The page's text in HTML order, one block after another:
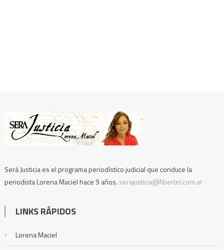
Será Justicia es el programa periodístico judicial que conduce la
periodista Lorena Maciel hace 9 años. serajusticia@fibertel.com.ar
LINKS RÁPIDOS
Lorena Maciel